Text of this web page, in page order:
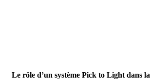
Le rôle d’un système Pick to Light dans